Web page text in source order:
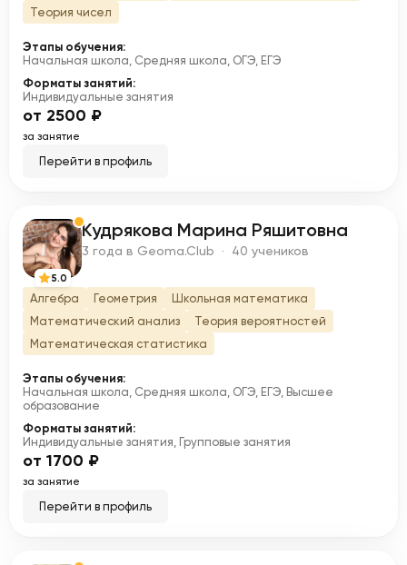
Теория чисел
Этапы обучения:
Начальная школа, Средняя школа, ОГЭ, ЕГЭ
Форматы занятий:
Индивидуальные занятия
от 2500 ₽
за занятие
Перейти в профиль
К
5.0
Кудрякова Марина Ряшитовна
3 года в Geoma.Club · 40 учеников
Алгебра Геометрия
Школьная математика
Математический анализ
Теория вероятностей
Математическая статистика
Этапы обучения:
Начальная школа, Средняя школа, ОГЭ, ЕГЭ, Высшее
образование
Форматы занятий:
Индивидуальные занятия, Групповые занятия
от 1700 ₽
за занятие
Перейти в профиль